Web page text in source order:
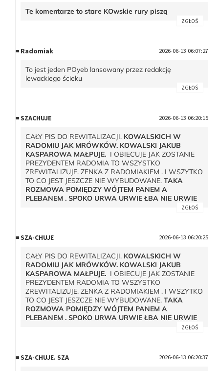
Te komentarze to stare KOwskie rury piszą
ZGŁOŚ
Radomiak 2026-06-13 06:07:27
To jest jeden POyeb lansowany przez redakcję
lewackiego ścieku
ZGŁOŚ
SZACHUJE 2026-06-13 06:20:15
CAŁY PIS DO REWITALIZACJI. KOWALSKICH W
RADOMIU JAK MRÓWKÓW. KOWALSKI JAKUB
KASPAROWA MAŁPUJE. I OBIECUJE JAK ZOSTANIE
PREZYDENTEM RADOMIA TO WSZYSTKO
ZREWITALIZUJE. ZENKA Z RADOMIAKIEM . I WSZYTKO
TO CO JEST JESZCZE NIE WYBUDOWANE.TAKA
ROZMOWA POMIĘDZY WÓJTEM PANEM A
PLEBANEM . SPOKO URWA URWIE ŁBA NIE URWIE
ZGŁOŚ
SZA-CHUJE 2026-06-13 06:20:25
CAŁY PIS DO REWITALIZACJI. KOWALSKICH W
RADOMIU JAK MRÓWKÓW. KOWALSKI JAKUB
KASPAROWA MAŁPUJE. I OBIECUJE JAK ZOSTANIE
PREZYDENTEM RADOMIA TO WSZYSTKO
ZREWITALIZUJE. ZENKA Z RADOMIAKIEM . I WSZYTKO
TO CO JEST JESZCZE NIE WYBUDOWANE.TAKA
ROZMOWA POMIĘDZY WÓJTEM PANEM A
PLEBANEM . SPOKO URWA URWIE ŁBA NIE URWIE
ZGŁOŚ
SZA-CHUJE. SZA 2026-06-13 06:20:37